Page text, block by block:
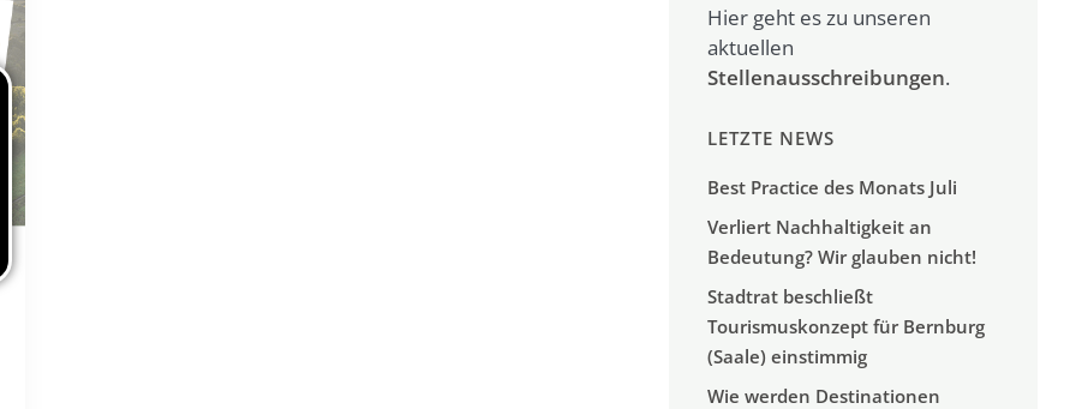
Hier geht es zu unseren
aktuellen
Stellenausschreibungen.
LETZTE NEWS
Best Practice des Monats Juli
Verliert Nachhaltigkeit an
Bedeutung? Wir glauben nicht!
Stadtrat beschließt
Tourismuskonzept für Bernburg
(Saale) einstimmig
Wie werden Destinationen